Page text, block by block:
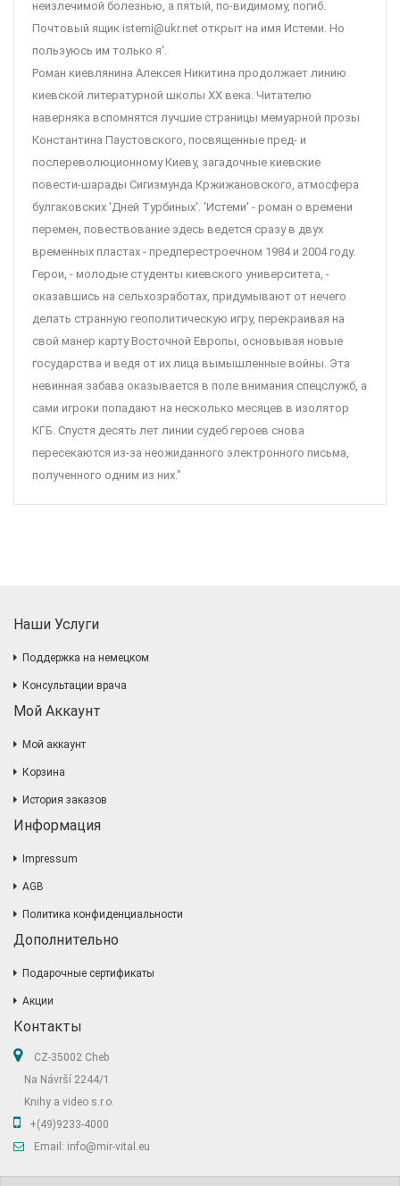
неизлечимой болезнью, а пятый, по-видимому, погиб.
Почтовый ящик istemi@ukr.net открыт на имя Истеми. Но
пользуюсь им только я'.
Роман киевлянина Алексея Никитина продолжает линию
киевской литературной школы ХХ века. Читателю
наверняка вспомнятся лучшие страницы мемуарной прозы
Константина Паустовского, посвященные пред- и
послереволюционному Киеву, загадочные киевские
повести-шарады Сигизмунда Кржижановского, атмосфера
булгаковских 'Дней Турбиных'. 'Истеми' - роман о времени
перемен, повествование здесь ведется сразу в двух
временных пластах - предперестроечном 1984 и 2004 году.
Герои, - молодые студенты киевского университета, -
оказавшись на сельхозработах, придумывают от нечего
делать странную геополитическую игру, перекраивая на
свой манер карту Восточной Европы, основывая новые
государства и ведя от их лица вымышленные войны. Эта
невинная забава оказывается в поле внимания спецслужб, а
сами игроки попадают на несколько месяцев в изолятор
КГБ. Спустя десять лет линии судеб героев снова
пересекаются из-за неожиданного электронного письма,
полученного одним из них."
Наши Услуги
Поддержка на немецком
Консультации врача
Мой Аккаунт
Мой аккаунт
Корзина
История заказов
Информация
Impressum
AGB
Политика конфиденциальности
Дополнительно
Подарочные сертификаты
Акции
Контакты
CZ-35002 Cheb
Na Návrší 2244/1
Knihy a video s.r.o.
+(49)9233-4000
Email: info@mir-vital.eu